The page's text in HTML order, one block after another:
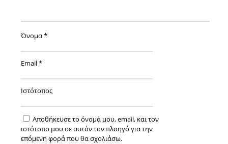
Όνομα*
Email*
Ιστότοπος
Αποθήκευσε το όνομά μου, email, και τον
ιστότοπο μου σε αυτόν τον πλοηγό για την
επόμενη φορά που θα σχολιάσω.